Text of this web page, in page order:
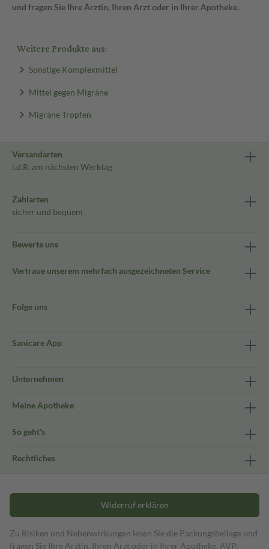
und fragen Sie Ihre Ärztin, Ihren Arzt oder in Ihrer Apotheke.
Weitere Produkte aus:
Sonstige Komplexmittel
Mittel gegen Migräne
Migräne Tropfen
Versandarten
i.d.R. am nächsten Werktag
Zahlarten
sicher und bequem
Bewerte uns
Vertraue unserem mehrfach ausgezeichneten Service
Folge uns
Sanicare App
Unternehmen
Meine Apotheke
So geht's
Rechtliches
Widerruf erklären
Zu Risiken und Nebenwirkungen lesen Sie die Packungsbeilage und
fragen Sie Ihre Ärztin, Ihren Arzt oder in Ihrer Apotheke. AVP: